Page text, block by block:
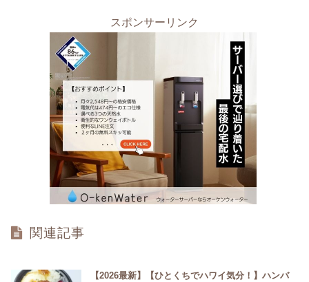
スポンサーリンク
関連記事
【2026最新】【ひとくちでハワイ気分！】ハンバ